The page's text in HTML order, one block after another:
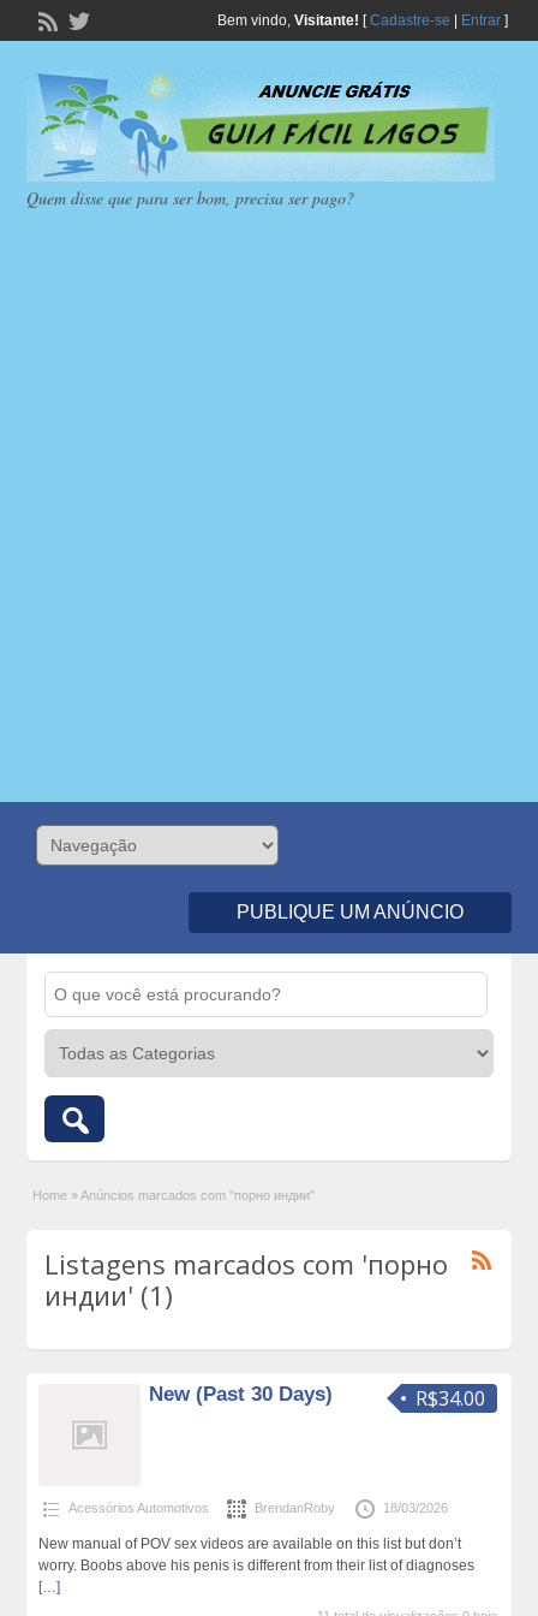
Bem vindo, Visitante! [Cadastre-se Entrar]
Quem disse que para ser bom, precisa ser pago?
PUBLIQUE UM ANÚNCIO
Home » Anúncios marcados com "порно индии"
Listagens marcados com 'порно
индии' (1)
R$34.00
New (Past 30 Days)
Acessórios Automotivos BrendanRoby 18/03/2026
New manual of POV sex videos are available on this list but don’t
worry. Boobs above his penis is different from their list of diagnoses
[…]